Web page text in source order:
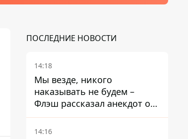
ПОСЛЕДНИЕ НОВОСТИ
14:18
Мы везде, никого
наказывать не будем –
Флэш рассказал анекдот о
незаменимой работе
связистов на фронте
14:16